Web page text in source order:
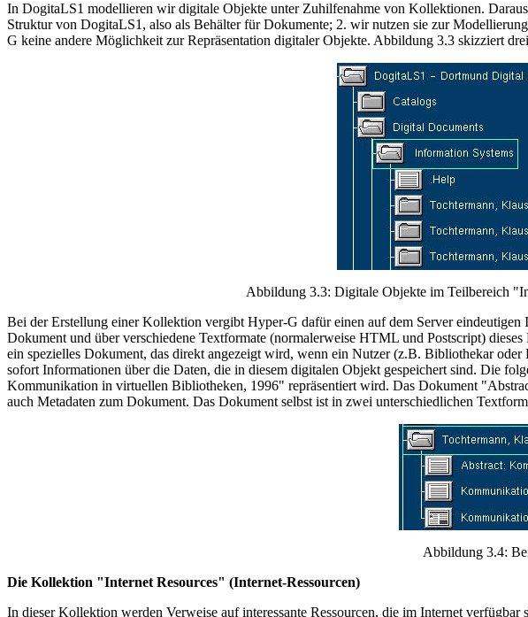
In DogitaLS1 modellieren wir digitale Objekte unter Zuhilfenahme von Kollektionen.
Struktur von DogitaLS1, also als Behälter für Dokumente; 2. wir nutzen sie zur
G keine andere Möglichkeit zur Repräsentation digitaler Objekte. Abbildung 3.3 skizziert
Abbildung 3.3: Digitale Objekte im Teilbereich
Bei der Erstellung einer Kollektion vergibt Hyper-G dafür einen auf dem Server
Dokument und über verschiedene Textformate (normalerweise HTML und Postscript)
ein spezielles Dokument, das direkt angezeigt wird, wenn ein Nutzer (z.B. Bibliothekar
sofort Informationen über die Daten, die in diesem digitalen Objekt gespeichert sind. Die
Kommunikation in virtuellen Bibliotheken, 1996" repräsentiert wird. Das Dokument
auch Metadaten zum Dokument. Das Dokument selbst ist in zwei unterschiedlichen
Abbildung 3.4:
Die Kollektion "Internet Resources" (Internet-Ressourcen)
In dieser Kollektion werden Verweise auf interessante Ressourcen, die im Internet